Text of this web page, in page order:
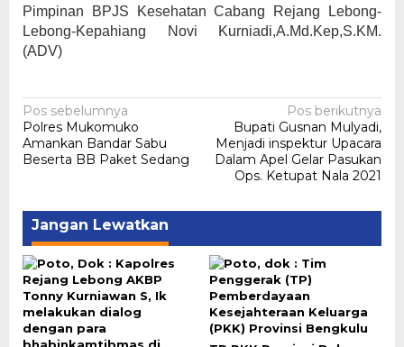
Pimpinan BPJS Kesehatan Cabang Rejang Lebong-
Lebong-Kepahiang Novi Kurniadi,A.Md.Kep,S.KM.
(ADV)
Navigasi
pos
Pos sebelumnya
Polres Mukomuko
Amankan Bandar Sabu
Beserta BB Paket Sedang
Pos berikutnya
Bupati Gusnan Mulyadi,
Menjadi inspektur Upacara
Dalam Apel Gelar Pasukan
Ops. Ketupat Nala 2021
Jangan Lewatkan